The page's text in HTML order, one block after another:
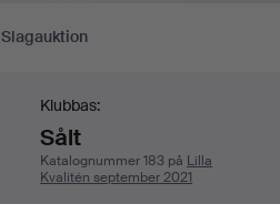
Slagauktion
Klubbas:
Sålt
Katalognummer 183 på Lilla
Kvalitén september 2021